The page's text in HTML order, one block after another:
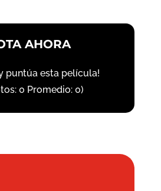
AHORA
puntúa esta película!
0 Promedio: 0)